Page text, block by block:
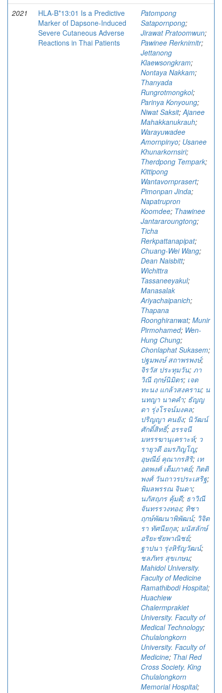
2021
HLA-B*13:01 Is a Predictive
Marker of Dapsone-Induced
Severe Cutaneous Adverse
Reactions in Thai Patients
Patompong
Satapornpong;
Jirawat Pratoomwun;
Pawinee Rerknimitr;
Jettanong
Klaewsongkram;
Nontaya Nakkam;
Thanyada
Rungrotmongkol;
Parinya Konyoung;
Niwat Saksit;Ajanee
Mahakkanukrauh;
Warayuwadee
Amornpinyo; Usanee
Khunarkornsiri;
Therdpong Tempark;
Kittipong
Wantavornprasert;
Pimonpan Jinda;
Napatrupron
Koomdee; Thawinee
Jantararoungtong;
Ticha
Rerkpattanapipat;
Chuang-Wei Wang;
Dean Naisbitt;
Wichittra
Tassaneeyakul;
Manasalak
Ariyachaipanich;
Thapana
Roonghiranwat; Munir
Pirmohamed; Wen-
Hung Chung;
Chonlaphat Sukasem;
ปฐมพงษ์ สถาพรพงษ์;
จิรวัส ประทุมวัน; ภา
วิณี ฤกษ์นิมิตร; เจต
ทะนง แกล้วสงคราม; น
นทญา นาคคำ; ธัญญ
ดา รุ่งโรจน์มงคล;
ปริญญา คนยัง; นิวัฒน์
ศักดิ์สิทธิ์; อรรจนี
มหรรฆานุเคราะห์; ว
รายุวดี อมรภิญโญ;
อุษณีย์ คุณากรสิริ; เท
อดพงศ์ เต็มภาคย์; กิตติ
พงศ์ วันถาวรประเสริฐ;
พิมลพรรณ จินดา;
นภัสฤภร คุ้มดี; ธาวิณี
จันทรรวงทอง; ทิชา
ฤกษ์พัฒนาพิพัฒน์; วิจิต
รา ทัศนียกุล; มนัสลักษ์
อริยะชัยพาณิชย์;
ฐาปนา รุ่งหิรัญวัฒน์;
ชลภัทร สุขเกษม;
Mahidol University.
Faculty of Medicine
Ramathibodi Hospital;
Huachiew
Chalermprakiet
University. Faculty of
Medical Technology;
Chulalongkorn
University. Faculty of
Medicine; Thai Red
Cross Society. King
Chulalongkorn
Memorial Hospital;